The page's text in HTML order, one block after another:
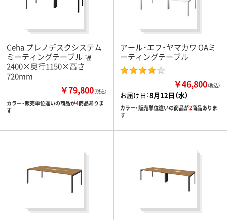
Ceha プレノデスクシステム
ミーティングテーブル 幅
2400×奥行1150×高さ
720mm
￥79,800（税込）
カラー・販売単位違いの商品が4商品ありま
す
アール・エフ・ヤマカワ OAミ
ーティングテーブル
￥46,800（税込）
お届け日：8月12日（水）
カラー・販売単位違いの商品が2商品ありま
す